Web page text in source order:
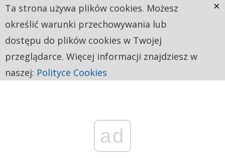
ad
Ta strona używa plików cookies. Możesz
określić warunki przechowywania lub
dostępu do plików cookies w Twojej
przeglądarce. Więcej informacji znajdziesz w
naszej: Polityce Cookies
×